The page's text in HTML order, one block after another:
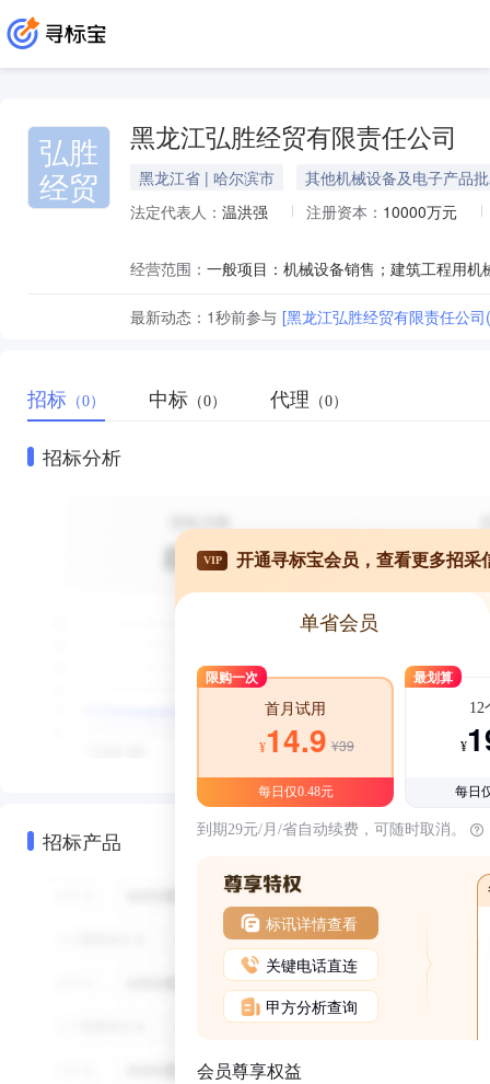
弘胜
经贸
黑龙江弘胜经贸有限责任公司
黑龙江省 | 哈尔滨市
其他机械设备及电子产品
法定代表人： 温洪强 注册资本： 10000万元
经营范围：
最新动态： 1秒前参与 [黑龙江弘胜经贸有限责任公
招标 （0） 中标 （0） 代理 （0）
招标分析
招标产品
VIP 开通寻标宝会员，查看更多招采
单省会员
限购一次
首月试用
¥14.9 ¥39
每日仅0.48元
最划算
12
¥
每日
到期29元/月/省自动续费，可随时取消。
标讯详情查看
关键电话直连
甲方分析查询
会员尊享权益